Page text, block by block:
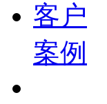
客户
案例